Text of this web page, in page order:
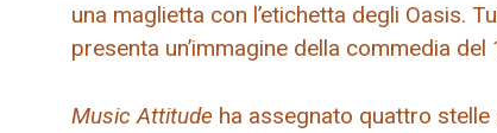
una maglietta con l’etichetta degli Oasis.
presenta un’immagine della commedia del
Music Attitude ha assegnato quattro